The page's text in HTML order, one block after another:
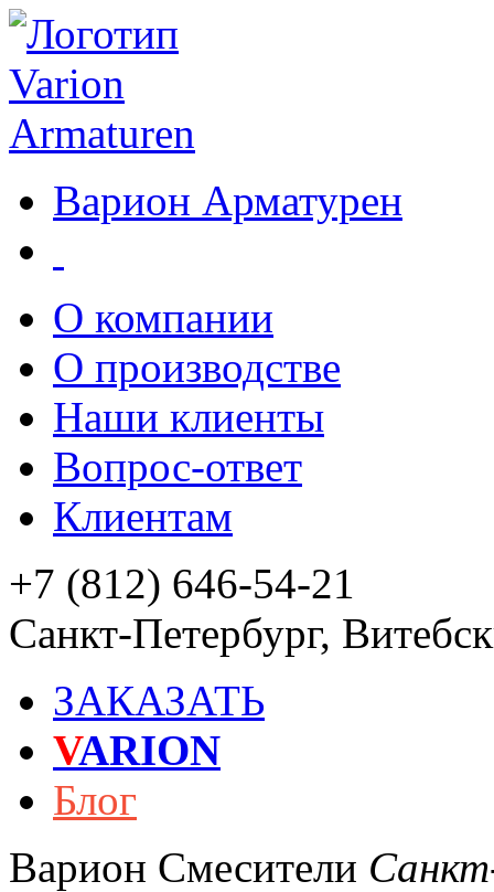
Варион Арматурен
О компании
О производстве
Наши клиенты
Вопрос-ответ
Клиентам
+7 (812) 646-54-21
Санкт-Петербург,
ЗАКАЗАТЬ
VARION
Блог
Варион Смесители